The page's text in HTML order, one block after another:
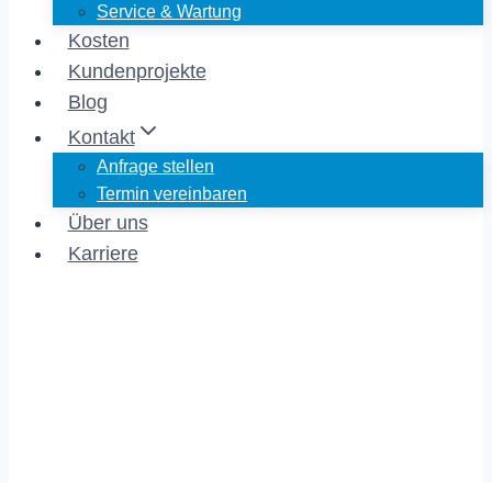
Service & Wartung
Kosten
Kundenprojekte
Blog
Kontakt
Anfrage stellen
Termin vereinbaren
Über uns
Karriere